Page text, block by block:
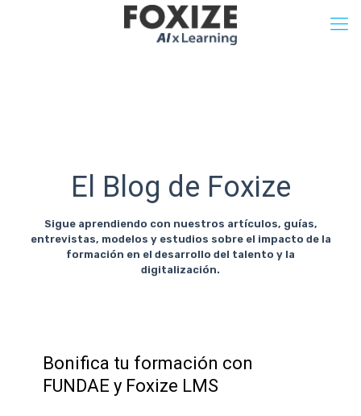
El Blog de Foxize
Sigue aprendiendo con nuestros artículos, guías,
entrevistas, modelos y estudios sobre el impacto de la
formación en el desarrollo del talento y la
digitalización.
Bonifica tu formación con
FUNDAE y Foxize LMS